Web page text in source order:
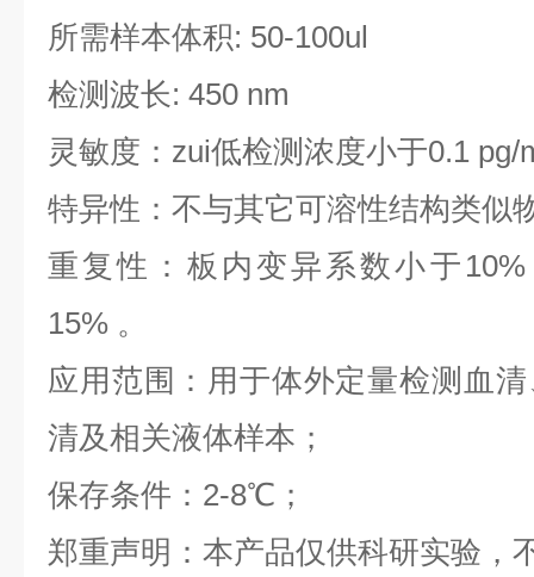
所需样本体积: 50-100ul
检测波长: 450 nm
灵敏度：zui低检测浓度小于0.1 pg/
特异性：不与其它可溶性结构类似
重复性：板内变异系数小于
15% 。
应用范围：用于体外定量检测血
清及相关液体样本；
保存条件：2-8℃；
郑重声明：本产品仅供科研实验，